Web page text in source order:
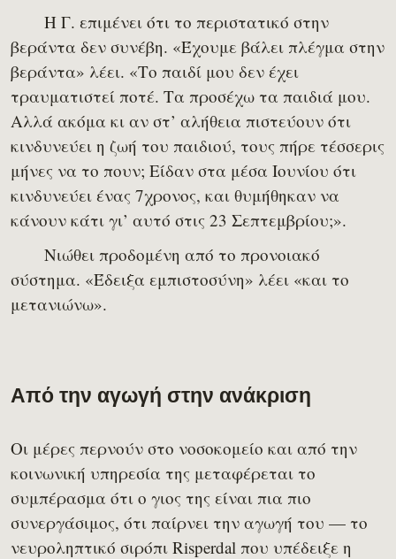
Η Γ. επιμένει ότι το περιστατικό στην
βεράντα δεν συνέβη. «Έχουμε βάλει πλέγμα στην
βεράντα» λέει. «Το παιδί μου δεν έχει
τραυματιστεί ποτέ. Τα προσέχω τα παιδιά μου.
Αλλά ακόμα κι αν στ’ αλήθεια πιστεύουν ότι
κινδυνεύει η ζωή του παιδιού, τους πήρε τέσσερις
μήνες να το πουν; Είδαν στα μέσα Ιουνίου ότι
κινδυνεύει ένας 7χρονος, και θυμήθηκαν να
κάνουν κάτι γι’ αυτό στις 23 Σεπτεμβρίου;».
Νιώθει προδομένη από το προνοιακό
σύστημα. «Έδειξα εμπιστοσύνη» λέει «και το
μετανιώνω».
Από την αγωγή στην ανάκριση
Οι μέρες περνούν στο νοσοκομείο και από την
κοινωνική υπηρεσία της μεταφέρεται το
συμπέρασμα ότι ο γιος της είναι πια πιο
συνεργάσιμος, ότι παίρνει την αγωγή του — το
νευροληπτικό σιρόπι Risperdal που υπέδειξε η